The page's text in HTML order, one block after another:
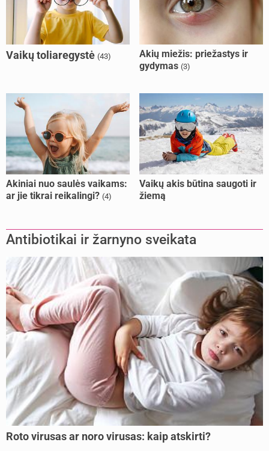
Vaikų toliaregystė (43)
Akių miežis: priežastys ir
gydymas (3)
Akiniai nuo saulės vaikams:
ar jie tikrai reikalingi? (4)
Vaikų akis būtina saugoti ir
žiemą
Antibiotikai ir žarnyno sveikata
Roto virusas ar noro virusas: kaip atskirti?